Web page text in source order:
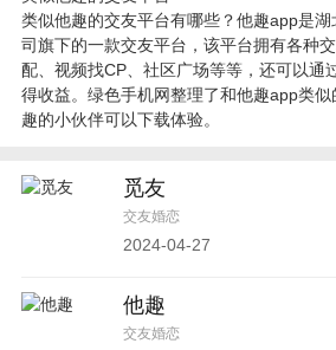
类似他趣的交友平台有哪些？他趣app是
司旗下的一款交友平台，该平台拥有各种
配、视频找CP、社区广场等等，还可以通
得收益。绿色手机网整理了和他趣app类
趣的小伙伴可以下载体验。
觅友
交友婚恋
2024-04-27
他趣
交友婚恋